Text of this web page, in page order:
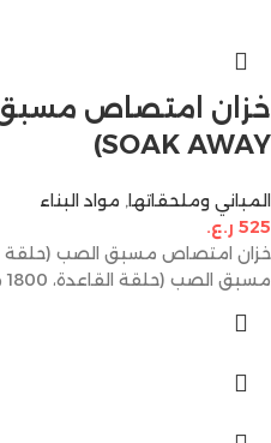
SOAK AWAY)
المباني وملحقاتها, مواد البناء
525 ر.ع.
مسبق الصب (حلقة القاعدة، 1800 ملم)